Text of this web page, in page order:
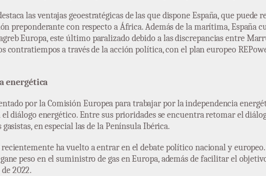
las ventajas geoestratégicas de las que dispone España, que puede
preponderante con respecto a África. Además de la marítima, España
Europa, este último paralizado debido a las discrepancias entre
contratiempos a través de la acción política, con el plan europeo
energética
por la Comisión Europea para trabajar por la independencia
diálogo energético. Entre sus prioridades se encuentra retomar el
en especial las de la Península Ibérica.
ha vuelto a entrar en el debate político nacional y
peso en el suministro de gas en Europa, además de facilitar el
2022.